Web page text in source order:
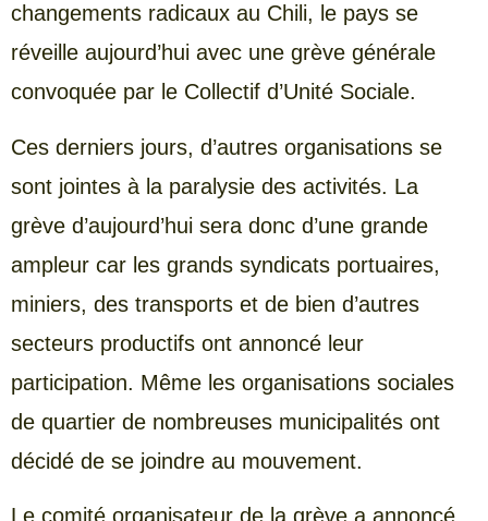
changements radicaux au Chili, le pays se
réveille aujourd’hui avec une grève générale
convoquée par le Collectif d’Unité Sociale.
Ces derniers jours, d’autres organisations se
sont jointes à la paralysie des activités. La
grève d’aujourd’hui sera donc d’une grande
ampleur car les grands syndicats portuaires,
miniers, des transports et de bien d’autres
secteurs productifs ont annoncé leur
participation. Même les organisations sociales
de quartier de nombreuses municipalités ont
décidé de se joindre au mouvement.
Le comité organisateur de la grève a annoncé